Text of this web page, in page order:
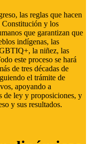
las reglas que hacen
Constitución y los
que garantizan que
indígenas, las
la niñez, las
este proceso se hará
de tres décadas de
el trámite de
apoyando a
de ley y proposiciones, y
y sus resultados.